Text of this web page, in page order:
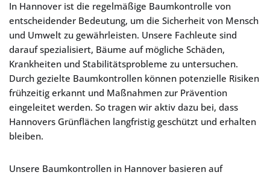
In Hannover ist die regelmäßige Baumkontrolle von
entscheidender Bedeutung, um die Sicherheit von Mensch
und Umwelt zu gewährleisten. Unsere Fachleute sind
darauf spezialisiert, Bäume auf mögliche Schäden,
Krankheiten und Stabilitätsprobleme zu untersuchen.
Durch gezielte Baumkontrollen können potenzielle Risiken
frühzeitig erkannt und Maßnahmen zur Prävention
eingeleitet werden. So tragen wir aktiv dazu bei, dass
Hannovers Grünflächen langfristig geschützt und erhalten
bleiben.
Unsere Baumkontrollen in Hannover basieren auf